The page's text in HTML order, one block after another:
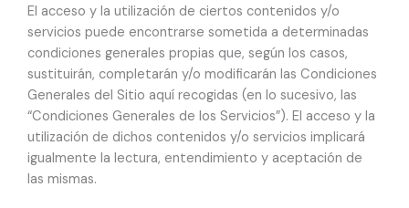
El acceso y la utilización de ciertos contenidos y/o
servicios puede encontrarse sometida a determinadas
condiciones generales propias que, según los casos,
sustituirán, completarán y/o modificarán las Condiciones
Generales del Sitio aquí recogidas (en lo sucesivo, las
“Condiciones Generales de los Servicios”). El acceso y la
utilización de dichos contenidos y/o servicios implicará
igualmente la lectura, entendimiento y aceptación de
las mismas.